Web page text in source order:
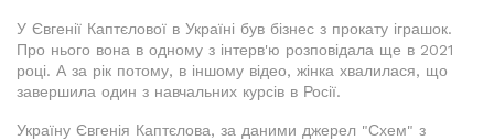
У Євгенії Каптєлової в Україні був бізнес з прокату іграшок.
Про нього вона в одному з інтерв'ю розповідала ще в 2021
році. А за рік потому, в іншому відео, жінка хвалилася, що
завершила один з навчальних курсів в Росії.
Україну Євгенія Каптєлова, за даними джерел "Схем" з